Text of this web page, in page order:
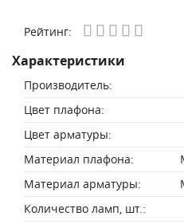
Рейтинг:
Характеристики
Производитель:
Цвет плафона:
Цвет арматуры:
Материал плафона:
Материал арматуры:
Количество ламп, шт.: